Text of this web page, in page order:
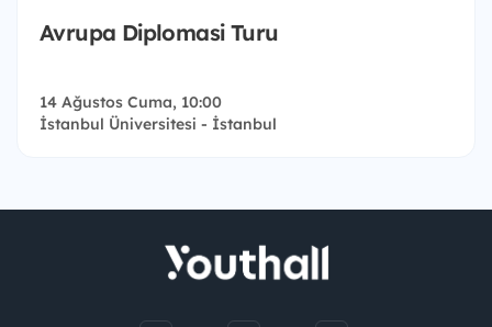
Avrupa Diplomasi Turu
14 Ağustos Cuma, 10:00
İstanbul Üniversitesi - İstanbul